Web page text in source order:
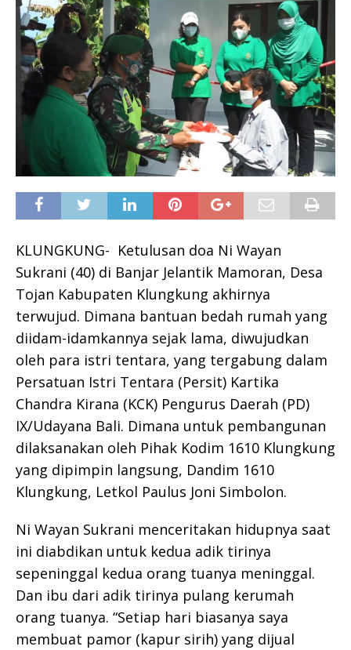
KLUNGKUNG- Ketulusan doa Ni Wayan
Sukrani (40) di Banjar Jelantik Mamoran, Desa
Tojan Kabupaten Klungkung akhirnya
terwujud. Dimana bantuan bedah rumah yang
diidam-idamkannya sejak lama, diwujudkan
oleh para istri tentara, yang tergabung dalam
Persatuan Istri Tentara (Persit) Kartika
Chandra Kirana (KCK) Pengurus Daerah (PD)
IX/Udayana Bali. Dimana untuk pembangunan
dilaksanakan oleh Pihak Kodim 1610 Klungkung
yang dipimpin langsung, Dandim 1610
Klungkung, Letkol Paulus Joni Simbolon.
Ni Wayan Sukrani menceritakan hidupnya saat
ini diabdikan untuk kedua adik tirinya
sepeninggal kedua orang tuanya meninggal.
Dan ibu dari adik tirinya pulang kerumah
orang tuanya. “Setiap hari biasanya saya
membuat pamor (kapur sirih) yang dijual